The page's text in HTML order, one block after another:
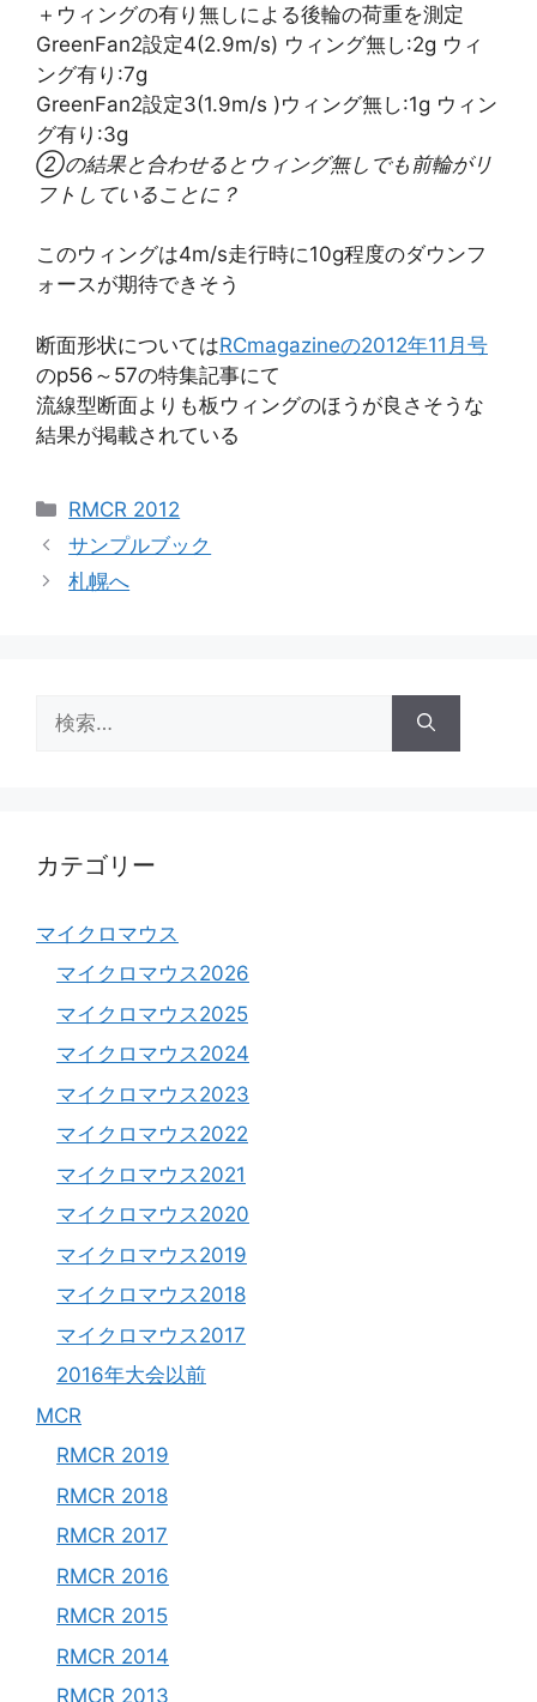
＋ウィングの有り無しによる後輪の荷重を測定
GreenFan2設定4(2.9m/s) ウィング無し:2g ウィ
ング有り:7g
GreenFan2設定3(1.9m/s )ウィング無し:1g ウィン
グ有り:3g
②の結果と合わせるとウィング無しでも前輪がリ
フトしていることに？
このウィングは4m/s走行時に10g程度のダウンフ
ォースが期待できそう
断面形状についてはRCmagazineの2012年11月号
のp56～57の特集記事にて
流線型断面よりも板ウィングのほうが良さそうな
結果が掲載されている
カ
テ
ゴ
リ
RMCR 2012
サンプルブック
札幌へ
索:
カテゴリー
マイクロマウス
マイクロマウス2026
マイクロマウス2025
マイクロマウス2024
マイクロマウス2023
マイクロマウス2022
マイクロマウス2021
マイクロマウス2020
マイクロマウス2019
マイクロマウス2018
マイクロマウス2017
2016年大会以前
MCR
RMCR 2019
RMCR 2018
RMCR 2017
RMCR 2016
RMCR 2015
RMCR 2014
RMCR 2013